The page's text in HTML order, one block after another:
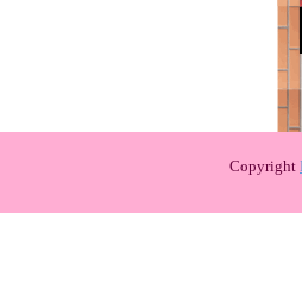
Copyright